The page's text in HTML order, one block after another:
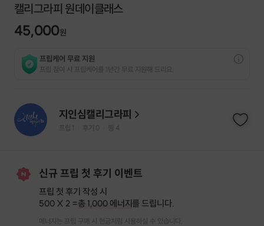
캘리그라피 원데이클래스
45,000원
프립케어 무료 지원
프립 참여 시 프립케어를 1년간 무료 지원해 드리요.
지인심캘리그라피
프립 후기 0 찜 4
신규 프립 첫 후기 이벤트
프립 첫 후기 작성 시
500 X 2 =총 1,000 에너지를 드립니다.
에너지는 프립 구매 시 현금처럼 사용하실 수 있습니다.